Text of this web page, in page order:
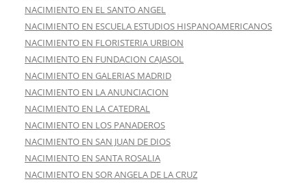
NACIMIENTO EN EL SANTO ANGEL
NACIMIENTO EN ESCUELA ESTUDIOS HISPANOAMERICANOS
NACIMIENTO EN FLORISTERIA URBION
NACIMIENTO EN FUNDACION CAJASOL
NACIMIENTO EN GALERIAS MADRID
NACIMIENTO EN LA ANUNCIACION
NACIMIENTO EN LA CATEDRAL
NACIMIENTO EN LOS PANADEROS
NACIMIENTO EN SAN JUAN DE DIOS
NACIMIENTO EN SANTA ROSALIA
NACIMIENTO EN SOR ANGELA DE LA CRUZ